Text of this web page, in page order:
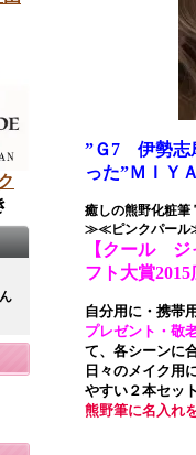
”Ｇ7 伊勢志
った”ＭＩＹ
癒しの熊野化粧
≫≪ピンクパール≫
【クール ジ
フト大賞
自分用に・携帯
プレゼント・敬
て、各シーンに
日々のメイク用
やすい ２本セッ
熊野筆に名入れ